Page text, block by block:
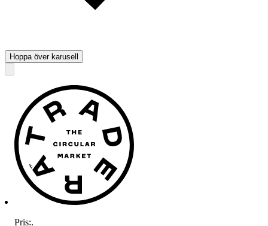
Hoppa över karusell
Pris:.